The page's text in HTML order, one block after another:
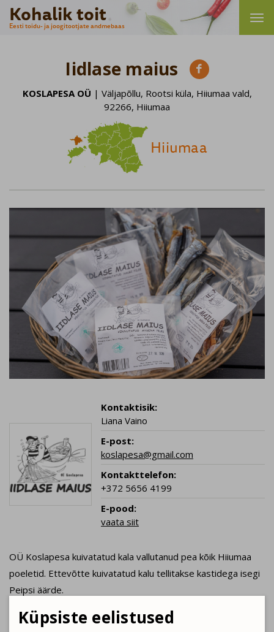
Küpsiste eelistused
Kohalik toit
Eesti toidu- ja joogitootjate andmebaas
Iidlase maius 
KOSLAPESA OÜ | Väljapõllu, Rootsi küla, Hiiumaa vald,
92266, Hiiumaa
Hiiumaa
Kontaktisik:
Liana Vaino
E-post:
koslapesa@gmail.com
Kontakttelefon:
+372 5656 4199
E-pood:
vaata siit
OÜ Koslapesa kuivatatud kala vallutanud pea kõik Hiiumaa
poeletid. Ettevõtte kuivatatud kalu tellitakse kastidega isegi
Peipsi äärde.
Koslapesa on Liana Vaino ja Virko Martini loodud